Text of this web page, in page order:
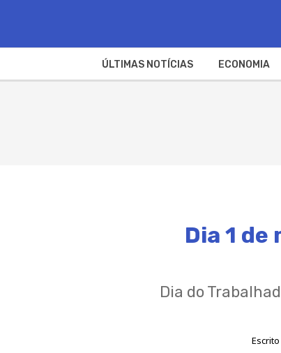
ÚLTIMAS NOTÍCIAS ECONOMIA
Dia 1 de
Dia do